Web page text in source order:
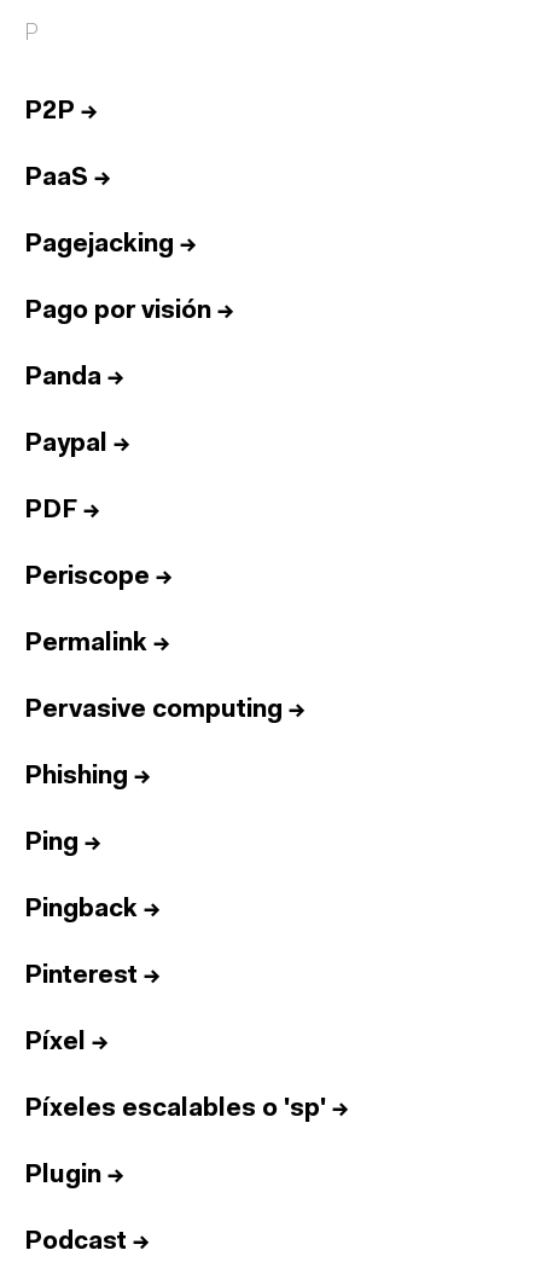
P
P2P →
PaaS →
Pagejacking →
Pago por visión →
Panda →
Paypal →
PDF →
Periscope →
Permalink →
Pervasive computing →
Phishing →
Ping →
Pingback →
Pinterest →
Píxel →
Píxeles escalables o 'sp' →
Plugin →
Podcast →